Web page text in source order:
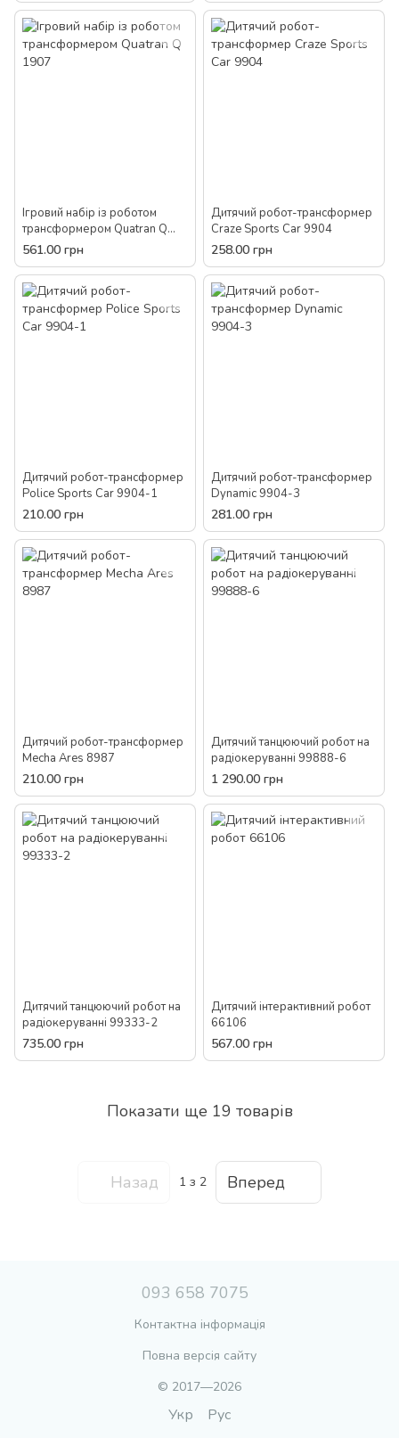
Ігровий набір із роботом
трансформером Quatran Q
1907
561.00 грн
Дитячий робот-трансформер
Craze Sports Car 9904
258.00 грн
Дитячий робот-трансформер
Police Sports Car 9904-1
210.00 грн
Дитячий робот-трансформер
Dynamic 9904-3
281.00 грн
Дитячий робот-трансформер
Mecha Ares 8987
210.00 грн
Дитячий танцюючий робот на
радіокеруванні 99888-6
1 290.00 грн
Дитячий танцюючий робот на
радіокеруванні 99333-2
735.00 грн
Дитячий інтерактивний робот
66106
567.00 грн
Показати ще 19 товарів
Назад 1 з 2 Вперед
093 658 7075
Контактна інформація
Повна версія сайту
© 2017—2026
Укр Рус